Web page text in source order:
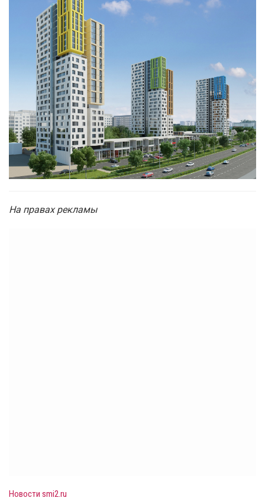
На правах рекламы
Новости smi2.ru